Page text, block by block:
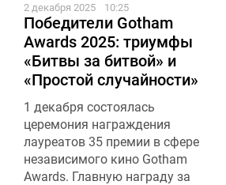
2 декабря 2025 10:25
Победители Gotham
Awards 2025: триумфы
«Битвы за битвой» и
«Простой случайности»
1 декабря состоялась
церемония награждения
лауреатов 35 премии в сфере
независимого кино Gotham
Awards. Главную награду за